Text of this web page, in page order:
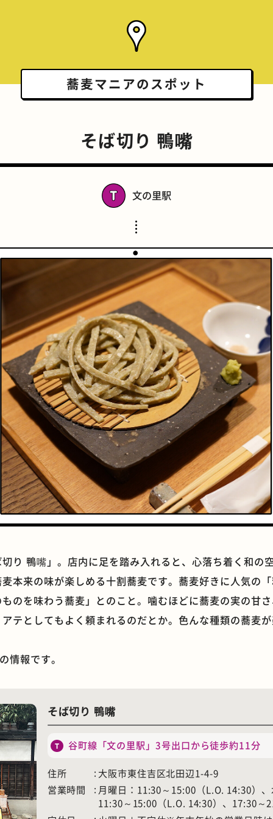
スポーツバー 橋
手芸 占い
ホテル 遊具
蕎麦マニアの スポット
そば切り 鴨嘴
文の里駅
り 鴨嘴」。店内に足を踏み入れると、心落ち着く和の
本来の味が楽しめる十割蕎麦です。蕎麦好きに人気の
のを味わう蕎麦」とのこと。噛むほどに蕎麦の実の甘
テとしてもよく頼まれるのだとか。色んな種類の蕎麦
情報です。
そば切り 鴨嘴
谷町線「文の里駅」3号出口から徒歩約11分
住所
大阪市東住吉区北田辺1-4-9
営業時間
月曜日：11:30～15:00（L.O. 14:30）
11:30～15:00（L.O. 14:30）、17:30～